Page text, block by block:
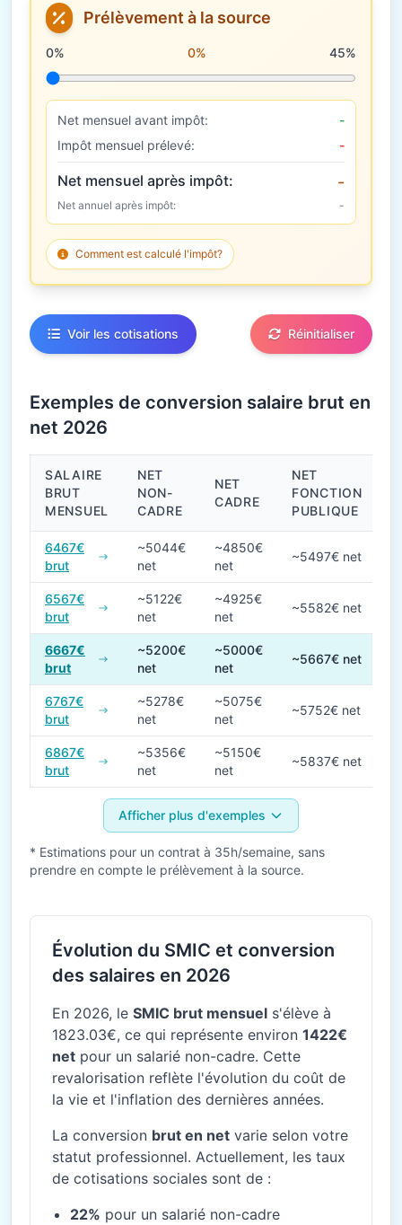
Prélèvement à la source
Taux de prélèvement à la source
0% 0% 45%
Net mensuel avant impôt:
-
Impôt mensuel prélevé:
-
Net mensuel après impôt: -
Net annuel après impôt: -
Comment est calculé l'impôt?
Voir les cotisations Réinitialiser
Exemples de conversion salaire brut en
net 2026
Conversions de salaire brut en net en 2026
SALAIRE
BRUT
MENSUEL
NET
NON-
CADRE
NET
CADRE
NET
FONCTION
PUBLIQUE
6467€
brut
~5044€
net
~4850€
net
~5497€ net
6567€
brut
~5122€
net
~4925€
net
~5582€ net
6667€
brut
~5200€
net
~5000€
net
~5667€ net
6767€
brut
~5278€
net
~5075€
net
~5752€ net
6867€
brut
~5356€
net
~5150€
net
~5837€ net
Afficher plus d'exemples
* Estimations pour un contrat à 35h/semaine, sans
prendre en compte le prélèvement à la source.
Évolution du SMIC et conversion
des salaires en 2026
En 2026, le SMIC brut mensuel s'élève à
1823.03€, ce qui représente environ 1422€
net pour un salarié non-cadre. Cette
revalorisation reflète l'évolution du coût de
la vie et l'inflation des dernières années.
La conversion brut en net varie selon votre
statut professionnel. Actuellement, les taux
de cotisations sociales sont de :
22% pour un salarié non-cadre